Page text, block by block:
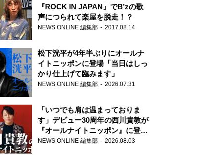
『ROCK IN JAPAN』でB’zの歌
声につられて楽屋を脱走！？
NEWS ONLINE 編集部 2017.08.14
松下洸平が4年半ぶりにオールナ
イトニッポンに登場「当日はしっ
かり仕上げて臨みます」
NEWS ONLINE 編集部 2026.07.31
「いつでも肩は温まっておりま
す」デビュー30周年の西川貴教が
『オールナイトニッポン』に登
場！
NEWS ONLINE 編集部 2026.08.03